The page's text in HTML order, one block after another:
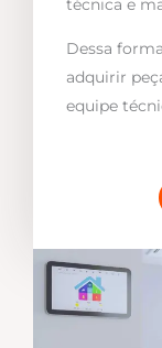
Dessa
adquirir
equipe